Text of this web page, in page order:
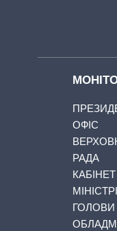
ОФІС
РАДА
КАБІНЕТ
ГОЛОВИ